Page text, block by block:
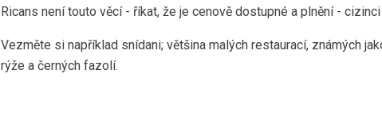
Ricans není touto věcí - říkat, že je cenově dostupné a plnění -
Vezměte si například snídani; většina malých restaurací, známých
rýže a černých fazolí.